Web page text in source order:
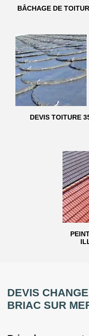
BÂCHAGE DE
DEVIS TOITURE
DEVIS
BRIAC SUR